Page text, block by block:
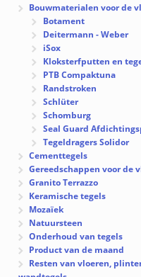
Bouwmaterialen voor de
Botament
Deitermann - Weber
iSox
Kloksterfputten en
PTB Compaktuna
Randstroken
Schlüter
Schomburg
Seal Guard
Tegeldragers Solidor
Cementtegels
Gereedschappen voor de
Granito Terrazzo
Keramische tegels
Mozaïek
Natuursteen
Onderhoud van tegels
Product van de maand
Resten van vloeren,